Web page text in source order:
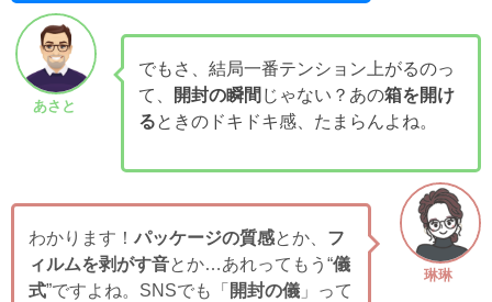
あさと
でもさ、結局一番テンション上がるのっ
て、
開封の瞬間 じゃない？あの箱を開け
るときのドキドキ感、たまらんよね。
琳琳
わかります！ パッケージの質感とか、 フ
ィルムを剥がす音とか…あれってもう“儀
式”ですよね。SNSでも「 開封の儀」って